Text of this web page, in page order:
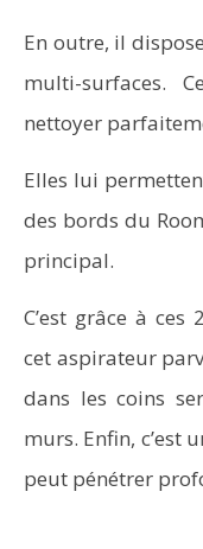
En outre, il
multi-surfaces.
nettoyer
Elles lui
des bords du
principal.
C’est grâce à
cet aspirateur
dans les coins
murs. Enfin, c’est
peut pénétrer